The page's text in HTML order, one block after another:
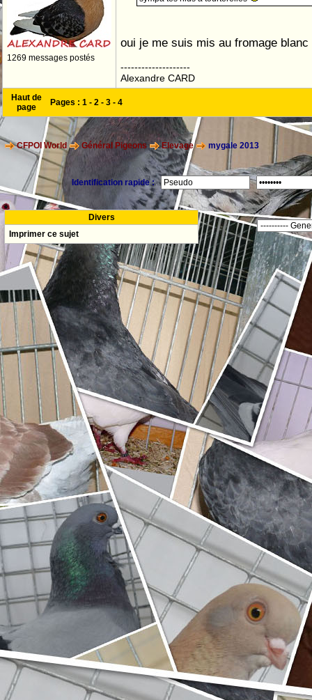
1269 messages postés
oui je me suis mis au fromage blanc
--------------------
Alexandre CARD
Haut de
page
Pages : 1 - 2 - 3 - 4
CFPOI World Général Pigeons Elevage mygale 2013
Identification rapide :
Divers
Imprimer ce sujet